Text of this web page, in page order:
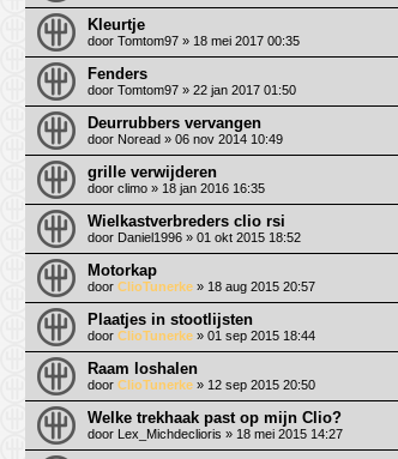
Kleurtje
door Tomtom97 » 18 mei 2017 00:35
Fenders
door Tomtom97 » 22 jan 2017 01:50
Deurrubbers vervangen
door Noread » 06 nov 2014 10:49
grille verwijderen
door climo » 18 jan 2016 16:35
Wielkastverbreders clio rsi
door Daniel1996 » 01 okt 2015 18:52
Motorkap
door ClioTunerke » 18 aug 2015 20:57
Plaatjes in stootlijsten
door ClioTunerke » 01 sep 2015 18:44
Raam loshalen
door ClioTunerke » 12 sep 2015 20:50
Welke trekhaak past op mijn Clio?
door Lex_Michdeclioris » 18 mei 2015 14:27